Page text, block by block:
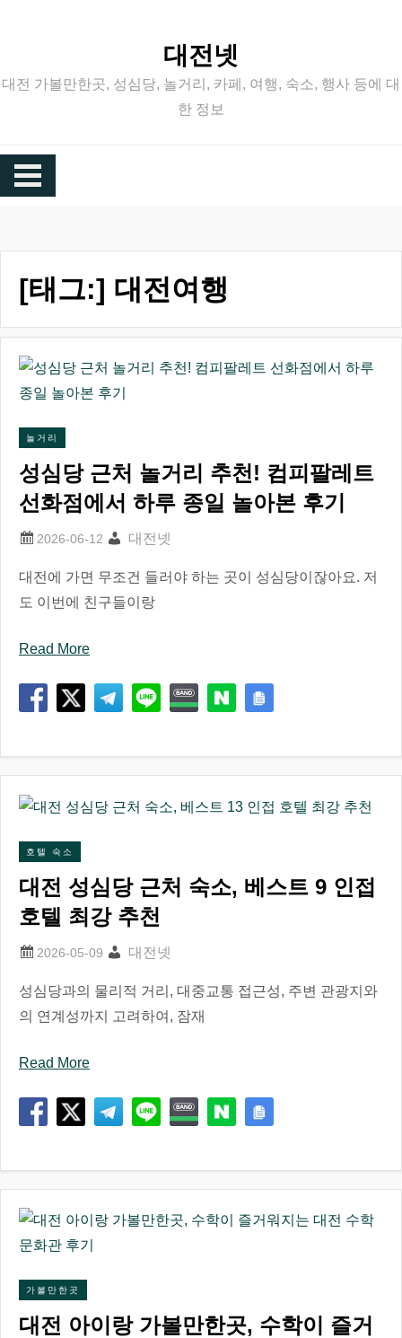
대전넷
대전 가볼만한곳, 성심당, 놀거리, 카페, 여행, 숙소, 행사 등에 대
한 정보
[태그:] 대전여행
놀거리
성심당 근처 놀거리 추천! 컴피팔레트
선화점에서 하루 종일 놀아본 후기
대전넷
대전에 가면 무조건 들러야 하는 곳이 성심당이잖아요. 저
도 이번에 친구들이랑
Read More
호텔 숙소
대전 성심당 근처 숙소, 베스트 9 인접
호텔 최강 추천
대전넷
성심당과의 물리적 거리, 대중교통 접근성, 주변 관광지와
의 연계성까지 고려하여, 잠재
Read More
가볼만한곳
대전 아이랑 가볼만한곳, 수학이 즐거